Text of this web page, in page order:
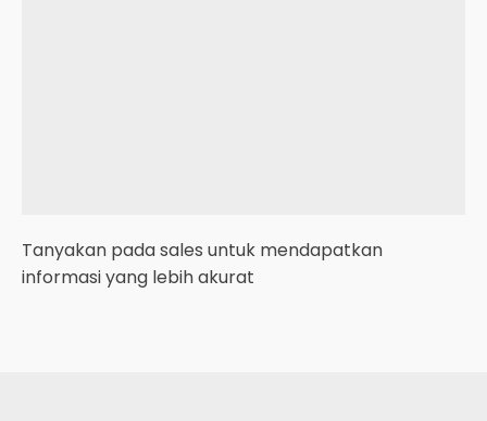
Tanyakan pada sales untuk mendapatkan
informasi yang lebih akurat